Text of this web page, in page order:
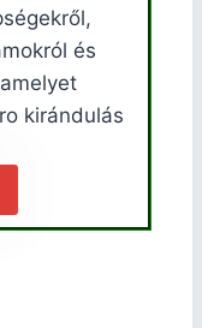
és
kirándulás